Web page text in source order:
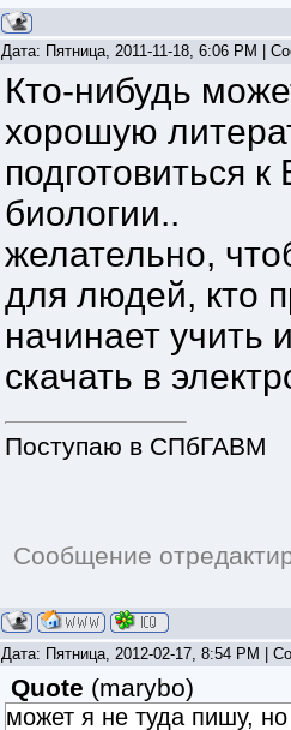
Дата: Пятница, 2011-11-18, 6:06 PM |
Кто-нибудь
хорошую
подготовиться
биологии..
желательно,
для людей, кто
начинает
скачать в
Поступаю в СПбГАВМ
Сообщение
Дата: Пятница, 2012-02-17, 8:54 PM |
Quote (marybo)
может я не туда пишу,